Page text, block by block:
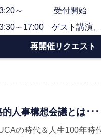
～ 受付開始
～17:00 ゲスト講演
再開催リクエスト
的人事構想会議とは･･･
の時代＆人生100年